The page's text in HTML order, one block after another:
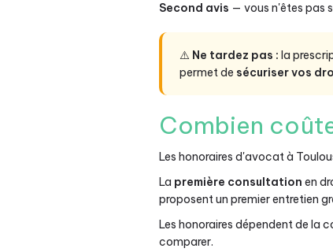
Second avis — vous n'êtes pas
⚠️ Ne tardez pas : la
permet de sécuriser vos
Combien
Les honoraires d'avocat à
La première consultation en
proposent un premier entretien
Les honoraires dépendent de la
comparer.